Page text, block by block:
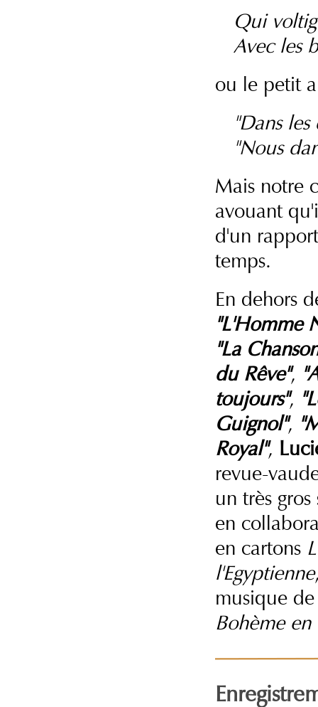
Qui
Avec les
ou le petit
"Dans
"Nous
Mais notre
avouant
d'un
temps.
En dehors
"L'Homme
"La
du Rêve",
toujours",
Guignol",
Royal",
revue-
un très
en
en cartons
l'Egyptienne
musique
Bohème en